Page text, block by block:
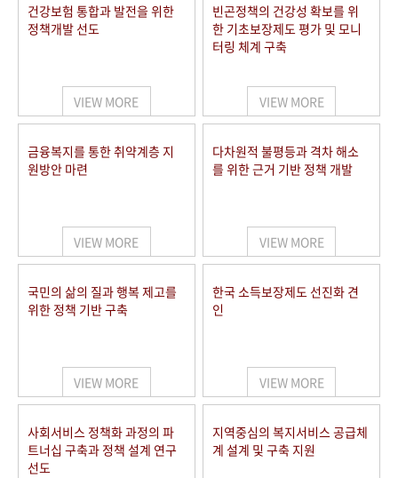
건강보험 통합과 발전을 위한
정책개발 선도
VIEW MORE
빈곤정책의 건강성 확보를 위
한 기초보장제도 평가 및 모니
터링 체계 구축
VIEW MORE
금융복지를 통한 취약계층 지
원방안 마련
VIEW MORE
다차원적 불평등과 격차 해소
를 위한 근거 기반 정책 개발
VIEW MORE
국민의 삶의 질과 행복 제고를
위한 정책 기반 구축
VIEW MORE
한국 소득보장제도 선진화 견
인
VIEW MORE
사회서비스 정책화 과정의 파
트너십 구축과 정책 설계 연구
선도
지역중심의 복지서비스 공급체
계 설계 및 구축 지원